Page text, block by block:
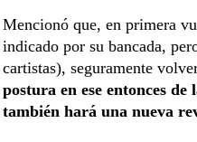
Mencionó que, en primera
indicado por su bancada,
cartistas), seguramente
postura en ese entonces
también hará una nueva